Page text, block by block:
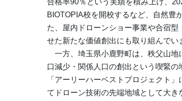
合格率90％という実績を積み上げ、
BIOTOPIA校を開校するなど、自然豊
た、屋内ドローンショー事業や合宿
せた新たな価値創出にも取り組んでい
一方、埼玉県小鹿野町は、秩父山地
口減少・関係人口の創出という喫緊
「アーリーハーベストプロジェクト
てドローン技術の先端地域として大き